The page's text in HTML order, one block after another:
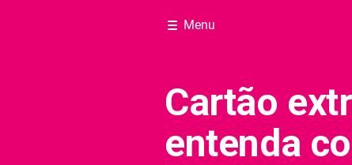
Menu
Cartão
entenda